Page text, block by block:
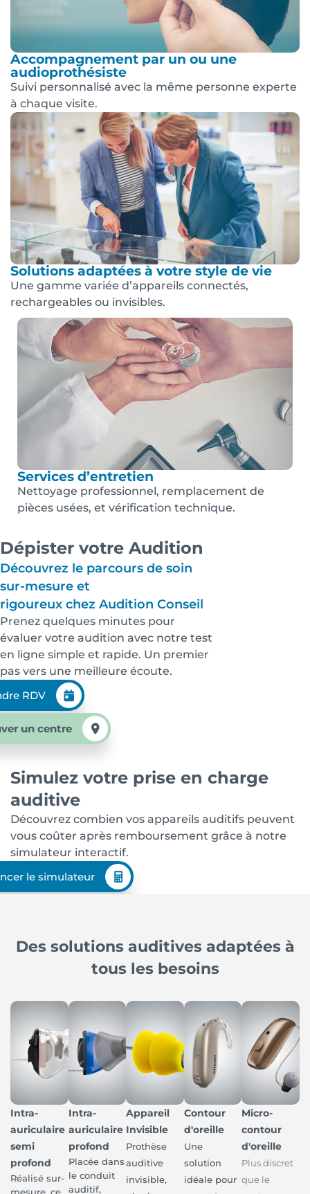
Accompagnement par un ou une
audioprothésiste
Suivi personnalisé avec la même personne experte
à chaque visite.
Solutions adaptées à votre style de vie
Une gamme variée d’appareils connectés,
rechargeables ou invisibles.
Services d’entretien
Nettoyage professionnel, remplacement de
pièces usées, et vérification technique.
Dépister votre Audition
Découvrez le parcours de soin
sur-mesure et
rigoureux chez Audition Conseil
Prenez quelques minutes pour
évaluer votre audition avec notre test
en ligne simple et rapide. Un premier
pas vers une meilleure écoute.
RDV
un centre
Simulez votre prise en charge
auditive
Découvrez combien vos appareils auditifs peuvent
vous coûter après remboursement grâce à notre
simulateur interactif.
le simulateur
Des solutions auditives adaptées à
tous les besoins
Intra-
auriculaire
semi
profond
Réalisé sur-
Intra-
auriculaire
profond
Placée dans
le conduit
auditif,
Appareil
Invisible
Prothèse
auditive
invisible,
Contour
d'oreille
Une
solution
idéale pour
Micro-
contour
d'oreille
Plus discret
que le